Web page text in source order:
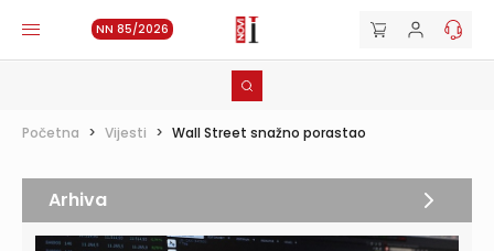
NN 85/2026
Početna > Vijesti > Wall Street snažno porastao
Arhiva